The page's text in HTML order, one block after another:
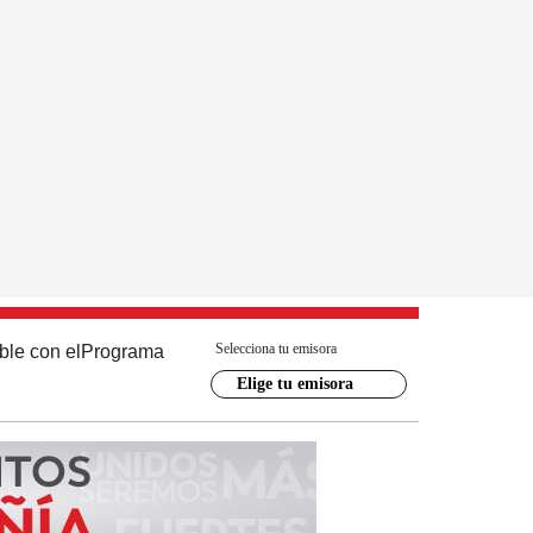
con el Programa Selecciona tu emisora
Elige tu emisora